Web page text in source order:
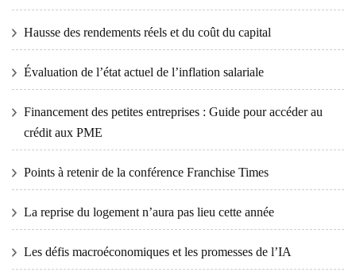
Hausse des rendements réels et du coût du capital
Évaluation de l’état actuel de l’inflation salariale
Financement des petites entreprises : Guide pour accéder au
crédit aux PME
Points à retenir de la conférence Franchise Times
La reprise du logement n’aura pas lieu cette année
Les défis macroéconomiques et les promesses de l’IA